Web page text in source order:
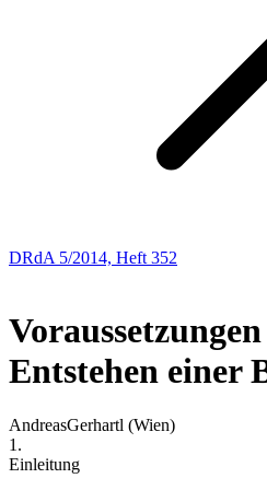
DRdA 5/2014, Heft 352
Entstehen einer
AndreasGerhartl (Wien)
1.
Einleitung